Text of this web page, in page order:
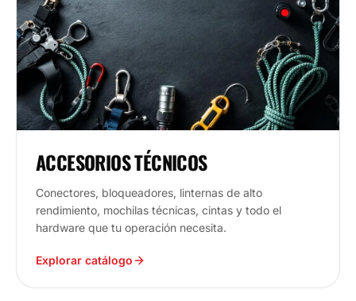
ACCESORIOS TÉCNICOS
Conectores, bloqueadores, linternas de alto
rendimiento, mochilas técnicas, cintas y todo el
hardware que tu operación necesita.
Explorar catálogo